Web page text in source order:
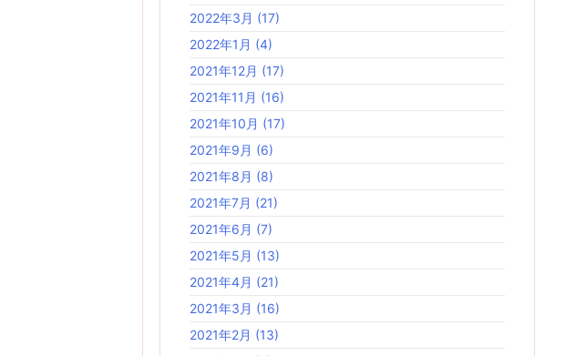
2022年3月 (17)
2022年1月 (4)
2021年12月 (17)
2021年11月 (16)
2021年10月 (17)
2021年9月 (6)
2021年8月 (8)
2021年7月 (21)
2021年6月 (7)
2021年5月 (13)
2021年4月 (21)
2021年3月 (16)
2021年2月 (13)